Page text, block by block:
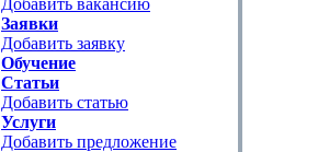
Добавить вакансию
Заявки
Добавить заявку
Обучение
Статьи
Добавить статью
Услуги
Добавить предложение